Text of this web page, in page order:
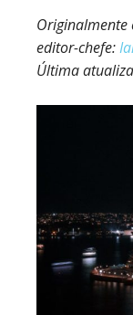
Originalmente
editor-chefe:
Última